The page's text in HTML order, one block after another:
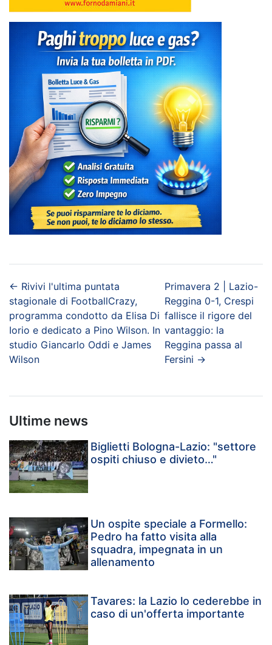
← Rivivi l'ultima puntata
stagionale di FootballCrazy,
programma condotto da Elisa Di
Iorio e dedicato a Pino Wilson. In
studio Giancarlo Oddi e James
Wilson
Primavera 2 | Lazio-
Reggina 0-1, Crespi
fallisce il rigore del
vantaggio: la
Reggina passa al
Fersini →
Ultime news
Biglietti Bologna-Lazio: "settore
ospiti chiuso e divieto…"
Un ospite speciale a Formello:
Pedro ha fatto visita alla
squadra, impegnata in un
allenamento
Tavares: la Lazio lo cederebbe in
caso di un'offerta importante